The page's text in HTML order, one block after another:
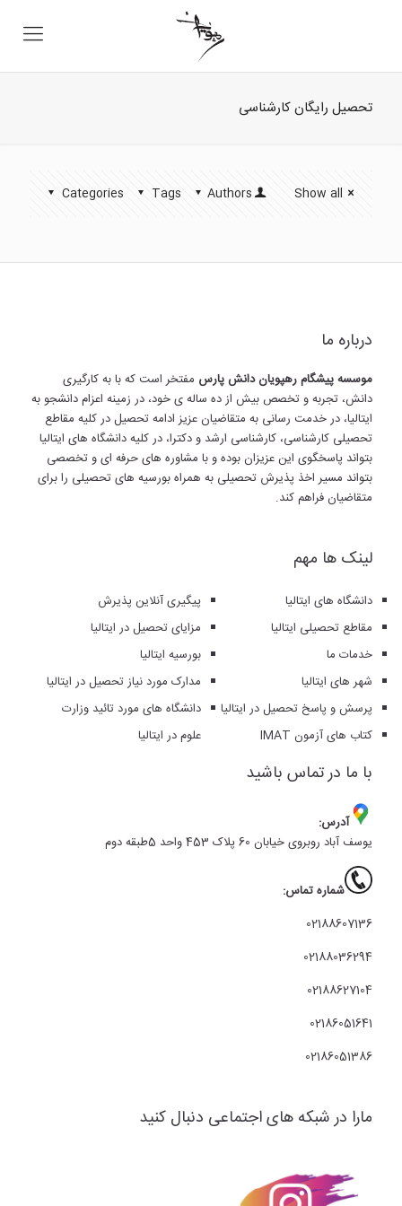
تحصیل رایگان کارشناسی
Categories Tags Authors Show all
درباره ما
موسسه پیشگام رهپویان دانش پارس مفتخر است که با به کارگیری
دانش، تجربه و تخصص بیش از ده ساله ی خود، در زمینه اعزام دانشجو به
ایتالیا، در خدمت رسانی به متقاضیان عزیز ادامه تحصیل در کلیه مقاطع
تحصیلی کارشناسی، کارشناسی ارشد و دکترا، در کلیه دانشگاه های ایتالیا
بتواند پاسخگوی این عزیزان بوده و با مشاوره های حرفه ای و تخصصی
بتواند مسیر اخذ پذیرش تحصیلی به همراه بورسیه های تحصیلی را برای
متقاضیان فراهم کند.
لینک ها مهم
پیگیری آنلاین پذیرش
مزایای تحصیل در ایتالیا
بورسیه ایتالیا
مدارک مورد نیاز تحصیل در ایتالیا
دانشگاه های مورد تائید وزارت
علوم در ایتالیا
دانشگاه های ایتالیا
مقاطع تحصیلی ایتالیا
خدمات ما
شهر های ایتالیا
پرسش و پاسخ تحصیل در ایتالیا
کتاب های آزمون IMAT
با ما در تماس باشید
آدرس:
یوسف آباد روبروی خیابان 60 پلاک 453 واحد 5طبقه دوم
شماره تماس:
02188607136
02188036294
02188627104
02186051641
02186051386
مارا در شبکه های اجتماعی دنبال کنید